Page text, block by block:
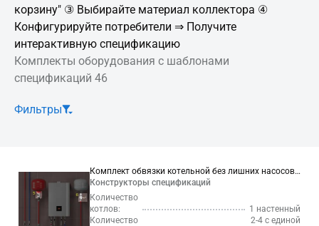
корзину" ③ Выбирайте материал коллектора ④
Конфигурируйте потребители ⇒ Получите
интерактивную спецификацию
Комплекты оборудования с шаблонами
спецификаций 46
Фильтры
Комплект обвязки котельной без лишних насосов
с настенным котлом на 3-4 контура ⇒ TU-DN20-MK-
00
Конструкторы спецификаций
Количество
котлов:
1 настенный
Количество
2-4 с единой